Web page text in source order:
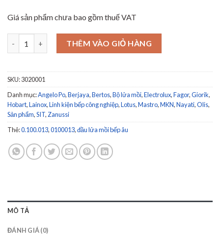
Giá sản phẩm chưa bao gồm thuế VAT
Đầu lửa mồi 1 tia - Pilot burner 1 flame SIT 0.100.013 số lượng
THÊM VÀO GIỎ HÀNG
SKU:3020001
Danh mục:Angelo Po,Berjaya,Bertos,Bộ lửa mồi,Electrolux,Fagor,Giorik,
Hobart,Lainox,Linh kiện bếp công nghiệp,Lotus,Mastro,MKN,Nayati,Olis,
Sản phẩm,SIT, Zanussi
Thẻ:0.100.013,0100013,đầu lửa mồi bếp âu
MÔ TẢ
ĐÁNH GIÁ (0)